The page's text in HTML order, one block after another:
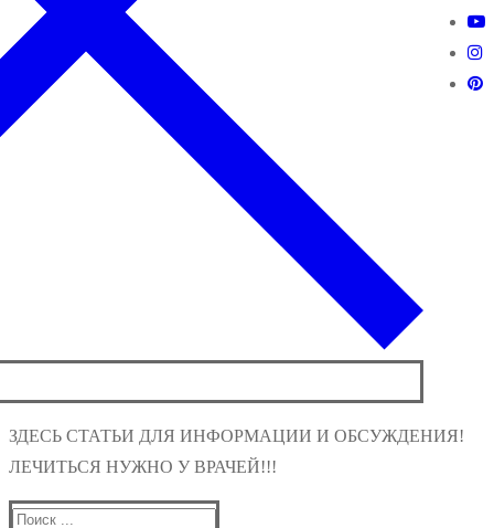
ЗДЕСЬ СТАТЬИ ДЛЯ ИНФОРМАЦИИ И ОБСУЖДЕНИЯ!
ЛЕЧИТЬСЯ НУЖНО У ВРАЧЕЙ!!!
Найти: